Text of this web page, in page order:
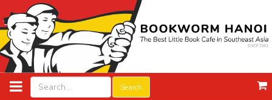
Search